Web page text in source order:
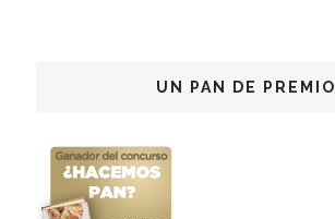
UN PAN DE PREMIO